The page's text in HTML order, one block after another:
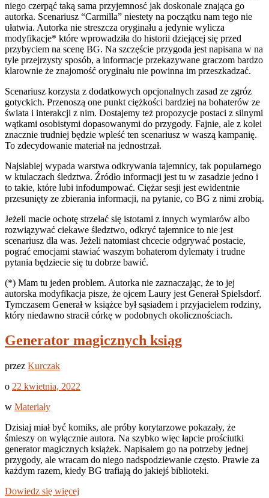
niego czerpąć taką sama przyjemnosć jak doskonale znająca go
autorka. Scenariusz “Carmilla” niestety na początku nam tego nie
ułatwia. Autorka nie streszcza oryginału a jedynie wylicza
modyfikacje* które wprowadziła do historii dziejącej się przed
przybyciem na scenę BG. Na szczęście przygoda jest napisana w na
tyle przejrzysty sposób, a informacje przekazywane graczom bardzo
klarownie że znajomość oryginału nie powinna im przeszkadzać.
Scenariusz korzysta z dodatkowych opcjonalnych zasad ze zgróz
gotyckich. Przenoszą one punkt ciężkości bardziej na bohaterów ze
świata i interakcji z nim. Dostajemy też propozycje postaci z silnymi
wątkami osobistymi dopasowanymi do przygody. Fajnie, ale z kolei
znacznie trudniej będzie wpleść ten scenariusz w waszą kampanię.
To zdecydowanie materiał na jednostrzał.
Najsłabiej wypada warstwa odkrywania tajemnicy, tak popularnego
w ktulaczach śledztwa. Źródło informacji jest tu w zasadzie jedno i
to takie, które lubi infodumpować. Ciężar sesji jest ewidentnie
przesunięty ze zbierania informacji, na pytanie, co BG z nimi zrobią.
Jeżeli macie ochotę strzelać się istotami z innych wymiarów albo
rozwiązywać ciekawe śledztwo, odkryć tajemnice to nie jest
scenariusz dla was. Jeżeli natomiast chcecie odgrywać postacie,
pograć emocjami stawiać waszym bohaterom dylematy i trudne
pytania będziecie się tu dobrze bawić.
(*) Mam tu jeden problem. Autorka nie zaznaczając, że to jej
autorska modyfikacja pisze, że ojcem Laury jest Generał Spielsdorf.
Tymczasem Generał w książce był sąsiadem i przyjacielem rodziny,
który niedawno stracił córkę w podobnych okolicznościach.
Generator magicznych ksiąg
przez Kurczak
o 22 kwietnia, 2022
w Materiały
Dzisiaj miał być komiks, ale próby korytarzowe pokazały, że
śmieszy on wyłącznie autora. Na szybko więc łapcie prościutki
generator magicznych książek. Napisałem go na potrzeby jednej
przygody, ale wracam do niego nadspodziewanie często. Prawie za
każdym razem, kiedy BG trafiają do jakiejś biblioteki.
Dowiedz się więcej